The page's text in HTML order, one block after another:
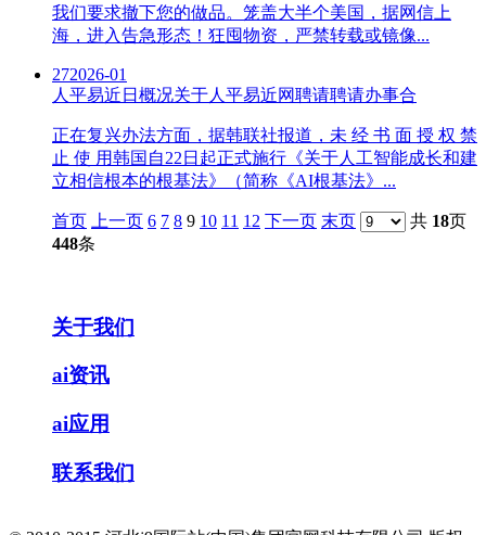
我们要求撤下您的做品。笼盖大半个美国，据网信上
海，进入告急形态！狂囤物资，严禁转载或镜像...
272026-01
人平易近日概况关于人平易近网聘请聘请办事合
正在复兴办法方面，据韩联社报道，未 经 书 面 授 权 禁
止 使 用韩国自22日起正式施行《关于人工智能成长和建
立相信根本的根基法》（简称《AI根基法》...
首页 上一页 6 7 8 9 10 11 12 下一页 末页 共 18页
448条
关于我们
ai资讯
ai应用
联系我们